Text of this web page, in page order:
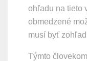
ohľadu na tieto
obmedzené
musí byť
Týmto